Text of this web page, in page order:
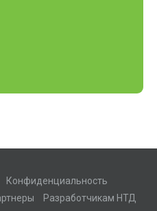
Конфиденциальность
Разработчикам НТД